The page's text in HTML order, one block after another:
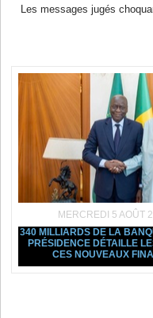
Les messages jugés
MERCREDI 5 AOÛT
340 MILLIARDS DE LA
PRÉSIDENCE DÉTAILLE
CES NOUVEAUX